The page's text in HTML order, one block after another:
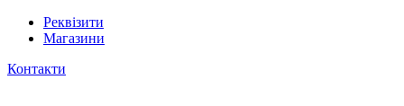
Реквізити
Магазини
Контакти